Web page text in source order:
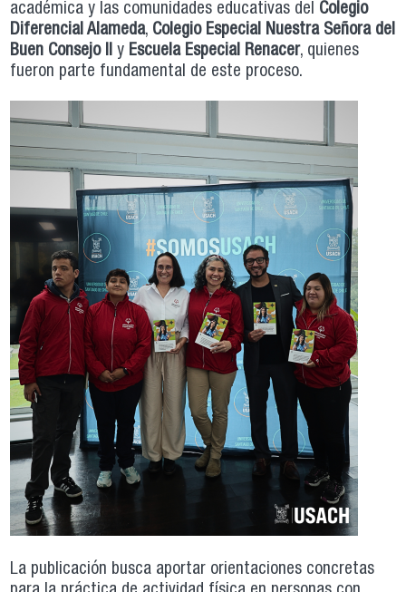
académica y las comunidades educativas del Colegio
Diferencial Alameda, Colegio Especial Nuestra Señora del
Buen Consejo II y Escuela Especial Renacer, quienes
fueron parte fundamental de este proceso.
La publicación busca aportar orientaciones concretas